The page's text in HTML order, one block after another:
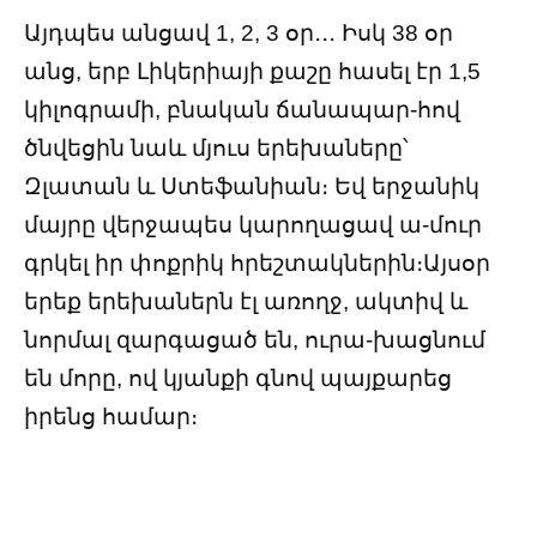
Այդպես անցավ 1, 2, 3 օր․․․ Իսկ 38 օր
անց, երբ Լիկերիայի քաշը հասել էր 1,5
կիլոգրամի, բնական ճանապար-հով
ծնվեցին նաև մյուս երեխաները՝
Զլատան և Ստեֆանիան։ Եվ երջանիկ
մայրը վերջապես կարողացավ ա-մուր
գրկել իր փոքրիկ հրեշտակներին։Այսօր
երեք երեխաներն էլ առողջ, ակտիվ և
նորմալ զարգացած են, ուրա-խացնում
են մորը, ով կյանքի գնով պայքարեց
իրենց համար։